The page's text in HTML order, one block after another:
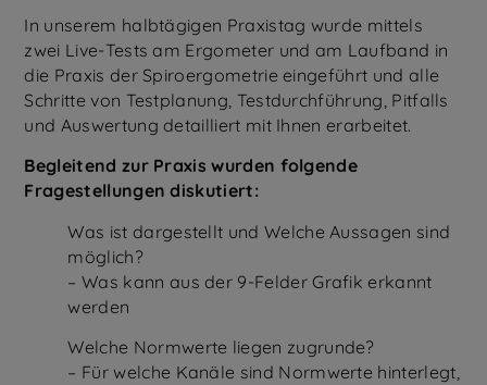
In unserem halbtägigen Praxistag wurde mittels
zwei Live-Tests am Ergometer und am Laufband in
die Praxis der Spiroergometrie eingeführt und alle
Schritte von Testplanung, Testdurchführung, Pitfalls
und Auswertung detailliert mit Ihnen erarbeitet.
Begleitend zur Praxis wurden folgende
Fragestellungen diskutiert:
Was ist dargestellt und Welche Aussagen sind
möglich?
– Was kann aus der 9-Felder Grafik erkannt
werden
Welche Normwerte liegen zugrunde?
– Für welche Kanäle sind Normwerte hinterlegt,